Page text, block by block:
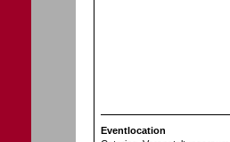
Eventlocation